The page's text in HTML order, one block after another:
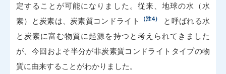
定することが可能になりました。従来、地球の水（水
素）と炭素は、炭素質コンドライト
（注4）
と呼ばれる水
と炭素に富む物質に起源を持つと考えられてきました
が、今回およそ半分が非炭素質コンドライトタイプの物
質に由来することがわかりました。